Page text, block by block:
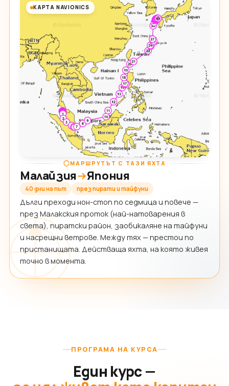
КАРТА NAVIONICS
МАРШРУТЪТ С ТАЗИ ЯХТА
Малайзия Япония
40 дни на път през пирати и тайфуни
Дълги преходи нон-стоп по седмица и повече —
през Малакския проток (най-натоварения в
света), пиратски район, заобикаляне на тайфуни
и насрещни ветрове. Между тях — престои по
пристанищата. Действаща яхта, на която живея
точно в момента.
ПРОГРАМА НА КУРСА
Един курс —